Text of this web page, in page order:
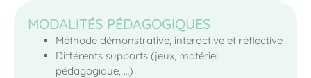
MODALITÉS PÉDAGOGIQUES
Méthode démonstrative, interactive et réflective
Différents supports (jeux, matériel
pédagogique, …)